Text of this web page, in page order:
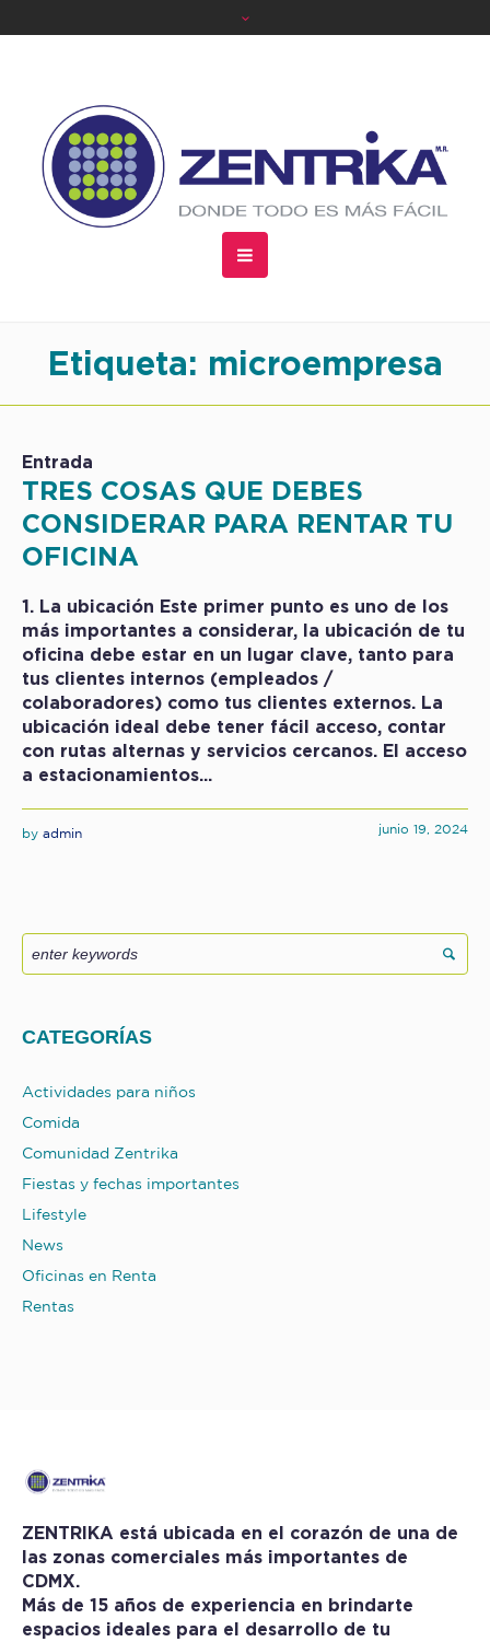
Etiqueta: microempresa
Entrada
TRES COSAS QUE DEBES
CONSIDERAR PARA RENTAR TU
OFICINA
1. La ubicación Este primer punto es uno de los
más importantes a considerar, la ubicación de tu
oficina debe estar en un lugar clave, tanto para
tus clientes internos (empleados /
colaboradores) como tus clientes externos. La
ubicación ideal debe tener fácil acceso, contar
con rutas alternas y servicios cercanos. El acceso
a estacionamientos...
junio 19, 2024
by admin
CATEGORÍAS
Actividades para niños
Comida
Comunidad Zentrika
Fiestas y fechas importantes
Lifestyle
News
Oficinas en Renta
Rentas
ZENTRIKA está ubicada en el corazón de una de
las zonas comerciales más importantes de
CDMX.
Más de 15 años de experiencia en brindarte
espacios ideales para el desarrollo de tu